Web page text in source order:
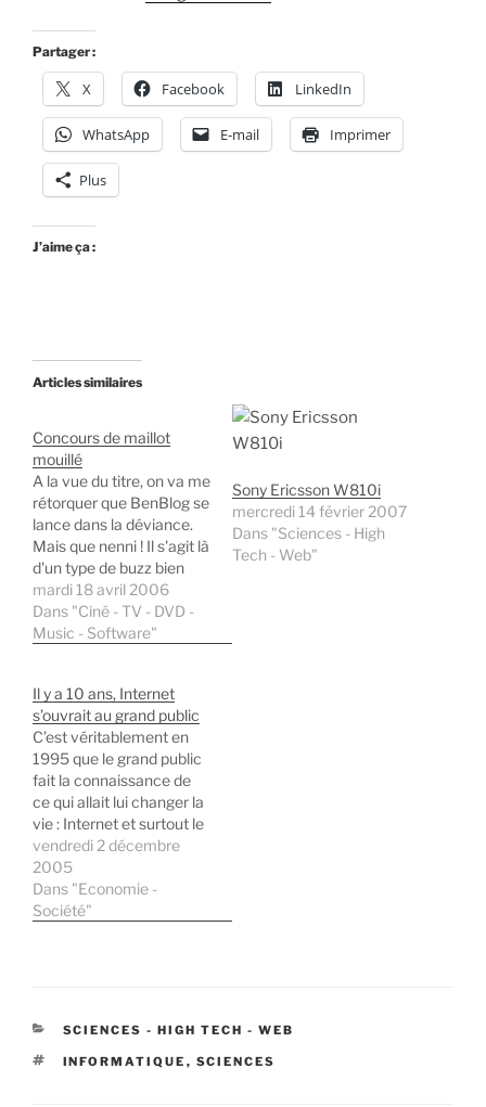
Partager :
X Facebook LinkedIn
WhatsApp E-mail Imprimer
Plus
J’aime ça :
Articles similaires
Concours de maillot
mouillé
A la vue du titre, on va me
rétorquer que BenBlog se
lance dans la déviance.
Mais que nenni ! Il s'agit là
d'un type de buzz bien
orchestré (c'est le cas de
le dire d'ailleurs). Le
groupe de rock
faire connaître et…
mardi 18 avril 2006
Dans "Ciné - TV - DVD -
Music - Software"
Sony Ericsson W810i
mercredi 14 février 2007
Dans "Sciences - High
Tech - Web"
Il y a 10 ans, Internet
s’ouvrait au grand public
C’est véritablement en
1995 que le grand public
fait la connaissance de
ce qui allait lui changer la
vie : Internet et surtout le
World Wide Web. Jusque
là peu ou pas connu, le
réseau des réseaux était
alors réservé à une élite…
vendredi 2 décembre
2005
Dans "Economie -
Société"
CATÉGORIES
SCIENCES - HIGH TECH - WEB
ÉTIQUETTES
INFORMATIQUE , SCIENCES